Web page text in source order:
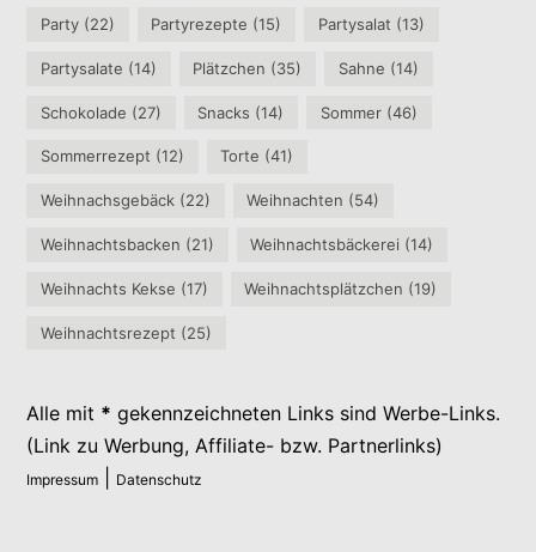
Party (22) Partyrezepte (15) Partysalat (13)
Partysalate (14) Plätzchen (35) Sahne (14)
Schokolade (27) Snacks (14) Sommer(46)
Sommerrezept (12) Torte (41)
Weihnachsgebäck (22) Weihnachten (54)
Weihnachtsbacken (21) Weihnachtsbäckerei (14)
Weihnachts Kekse (17) Weihnachtsplätzchen (19)
Weihnachtsrezept (25)
Alle mit * gekennzeichneten Links sind Werbe-Links.
(Link zu Werbung, Affiliate- bzw. Partnerlinks)
Impressum Datenschutz